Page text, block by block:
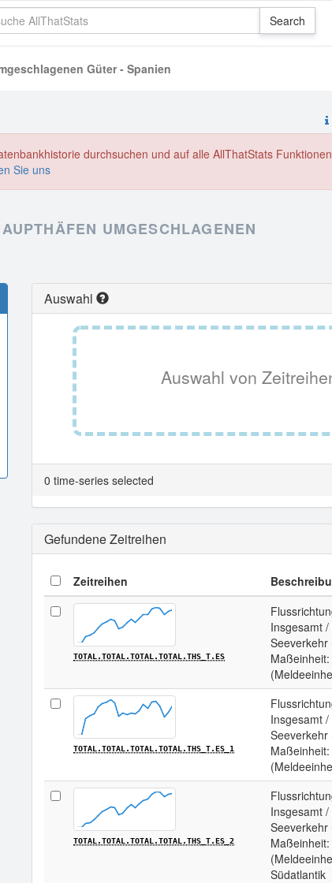
Güter - Spanien
durchsuchen und auf alle AllThatStats
Sie uns
UMGESCHLAGENEN
Auswahl
Auswahl von
0 time-series selected
Gefundene Zeitreihen
Zeitreihen
TOTAL.TOTAL.TOTAL.TOTAL.THS_T.ES
Insgesamt
TOTAL.TOTAL.TOTAL.TOTAL.THS_T.ES_1
Insgesamt
TOTAL.TOTAL.TOTAL.TOTAL.THS_T.ES_2
Insgesamt
Südatlantik